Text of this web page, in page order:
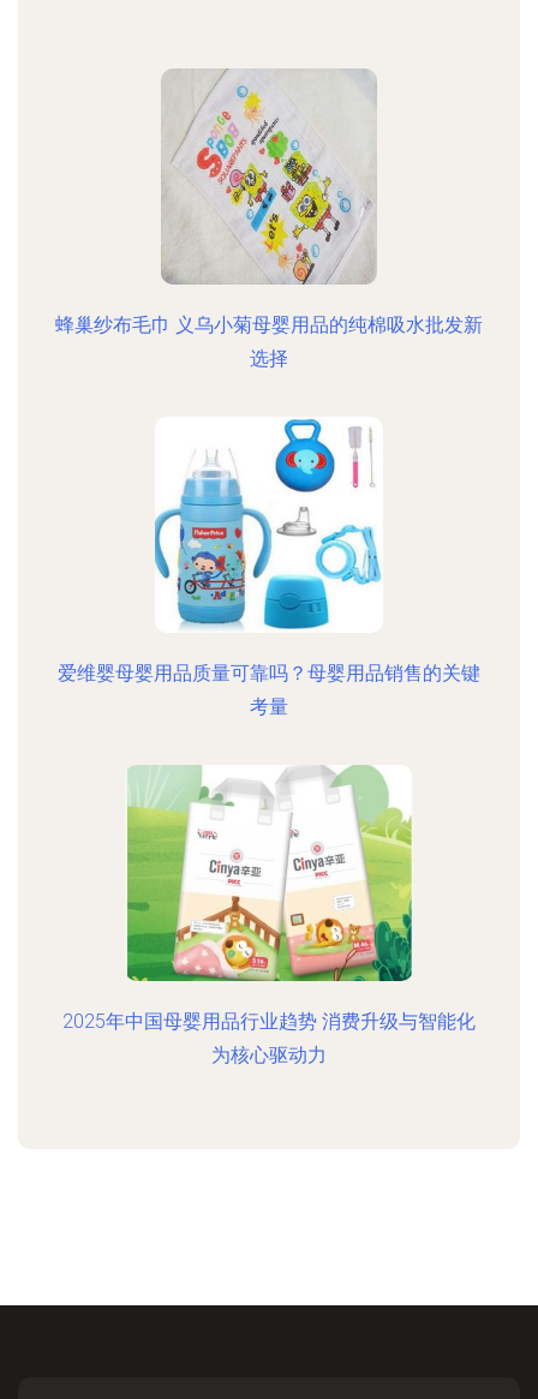
蜂巢纱布毛巾 义乌小菊母婴用品的纯棉吸水批发新
选择
爱维婴母婴用品质量可靠吗？母婴用品销售的关键
考量
2025年中国母婴用品行业趋势 消费升级与智能化
为核心驱动力